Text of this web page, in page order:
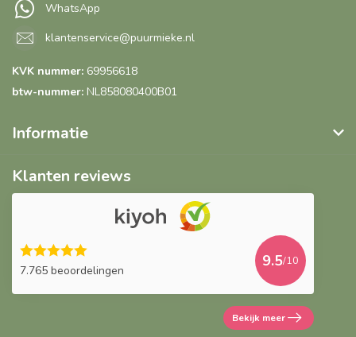
WhatsApp
klantenservice@puurmieke.nl
KVK nummer: 69956618
btw-nummer: NL858080400B01
Informatie
Klanten reviews
7.765 beoordelingen
9.5/10
Bekijk meer